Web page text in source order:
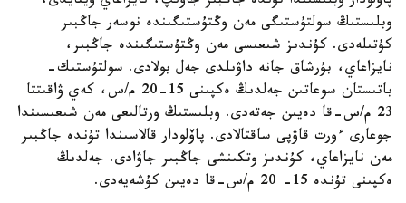
وبلىستىڭ سولتۇستىگى مەن وڭتۇستىگىندە نوسەر جاڭبىر
كۇتىلەدى. كۇندىز شىعىسى مەن وڭتۇستىگىندە جاڭبىر،
نايزاعاي، بۇرشاق جانە داۋىلدى جەل بولادى. سولتۇستىك-
باتىستان سوعاتىن جەلدىڭ ەكپىنى 15-20 م/س، كەي ۋاقىتتا
23 م/س-قا دەيىن جەتەدى. وبلىستىڭ ورتالىعى مەن شىعىسىندا
جوعارى ءورت قاۋپى ساقتالادى. پاۆلودار قالاسىندا تۇندە جاڭبىر
مەن نايزاعاي، كۇندىز وتكىنشى جاڭبىر جاۋادى. جەلدىڭ
ەكپىنى تۇندە 15- 20 م/س-قا دەيىن كۇشەيەدى.